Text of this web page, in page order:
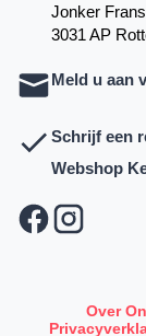
Jonker
3031 AP
Meld u aan
Schrijf een
Webshop
Over